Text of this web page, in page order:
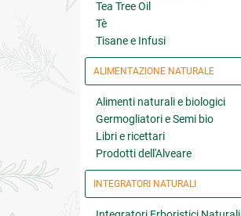
Tea Tree Oil
Tè
Tisane e Infusi
ALIMENTAZIONE NATURALE
Alimenti naturali e biologici
Germogliatori e Semi bio
Libri e ricettari
Prodotti dell'Alveare
INTEGRATORI NATURALI